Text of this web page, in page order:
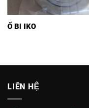
Ổ BI IKO
LIÊN HỆ